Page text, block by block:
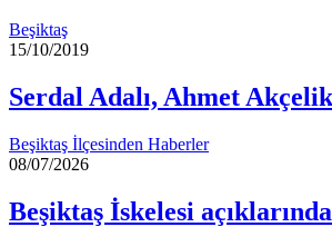
Beşiktaş
15/10/2019
Serdal Adalı, Ahmet
Beşiktaş İlçesinden Haberler
08/07/2026
Beşiktaş İskelesi